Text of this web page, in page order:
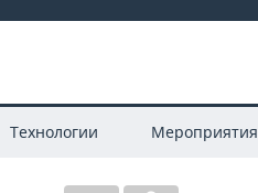
Технологии Мероприятия